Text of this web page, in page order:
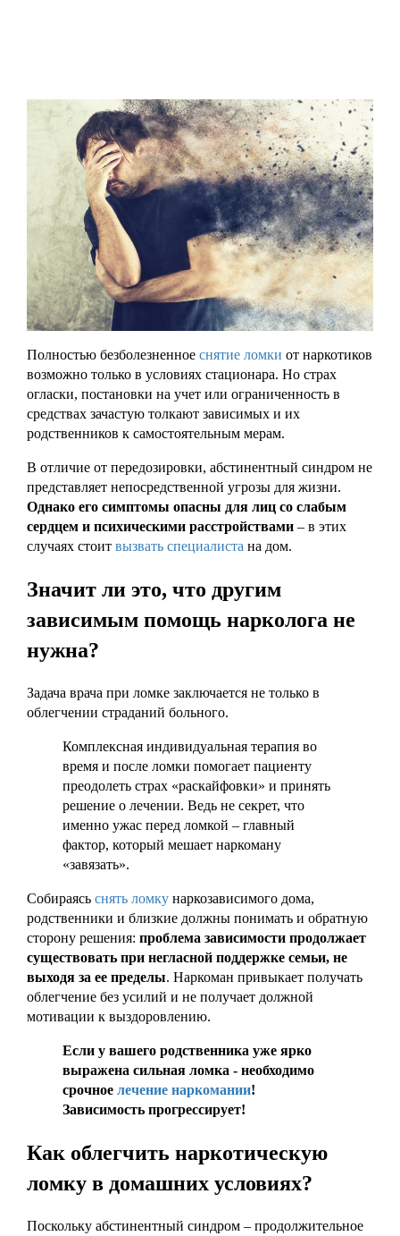
Полностью безболезненное снятие ломки от наркотиков
возможно только в условиях стационара. Но страх
огласки, постановки на учет или ограниченность в
средствах зачастую толкают зависимых и их
родственников к самостоятельным мерам.
В отличие от передозировки, абстинентный синдром не
представляет непосредственной угрозы для жизни.
Однако его симптомы опасны для лиц со слабым
сердцем и психическими расстройствами – в этих
случаях стоит вызвать специалиста на дом.
Значит ли это, что другим
зависимым помощь нарколога не
нужна?
Задача врача при ломке заключается не только в
облегчении страданий больного.
Комплексная индивидуальная терапия во
время и после ломки помогает пациенту
преодолеть страх «раскайфовки» и принять
решение о лечении. Ведь не секрет, что
именно ужас перед ломкой – главный
фактор, который мешает наркоману
«завязать».
Собираясь снять ломку наркозависимого дома,
родственники и близкие должны понимать и обратную
сторону решения: проблема зависимости продолжает
существовать при негласной поддержке семьи, не
выходя за ее пределы. Наркоман привыкает получать
облегчение без усилий и не получает должной
мотивации к выздоровлению.
Если у вашего родственника уже ярко
выражена сильная ломка - необходимо
срочное лечение наркомании!
Зависимость прогрессирует!
Как облегчить наркотическую
ломку в домашних условиях?
Поскольку абстинентный синдром – продолжительное